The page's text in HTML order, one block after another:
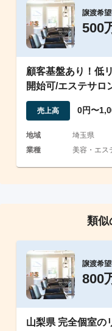
譲渡希
500
顧客基盤あり！低
開始可/エステサロ
売上高 0円〜
地域
埼玉県
業種
美容・エス
類似
譲渡希
800
山梨県 完全個室の